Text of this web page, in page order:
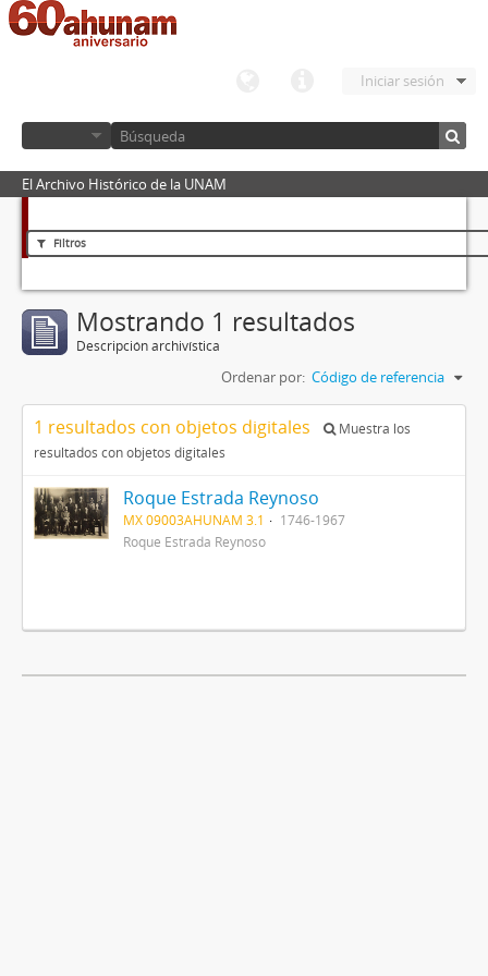
Iniciar sesión
El Archivo Histórico de la UNAM
Filtros
Mostrando 1 resultados
Descripción archivística
Ordenar por: Código de referencia
1 resultados con objetos digitales
Muestra los
resultados con objetos digitales
Roque Estrada Reynoso
MX 09003AHUNAM 3.1
1746-1967
Roque Estrada Reynoso